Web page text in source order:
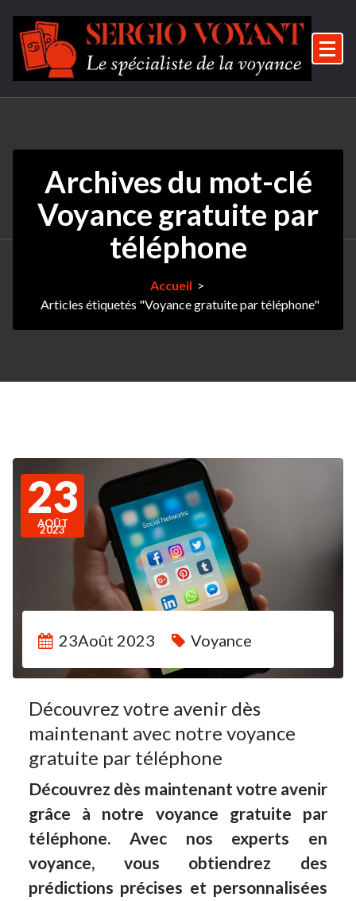
contenu
Archives du mot-clé
Voyance gratuite par
téléphone
Accueil >
Articles étiquetés "Voyance gratuite par téléphone"
23
AOÛT
2023
23Août 2023 Voyance
Découvrez votre avenir dès
maintenant avec notre voyance
gratuite par téléphone
Découvrez dès maintenant votre avenir
grâce à notre voyance gratuite par
téléphone. Avec nos experts en
voyance, vous obtiendrez des
prédictions précises et personnalisées